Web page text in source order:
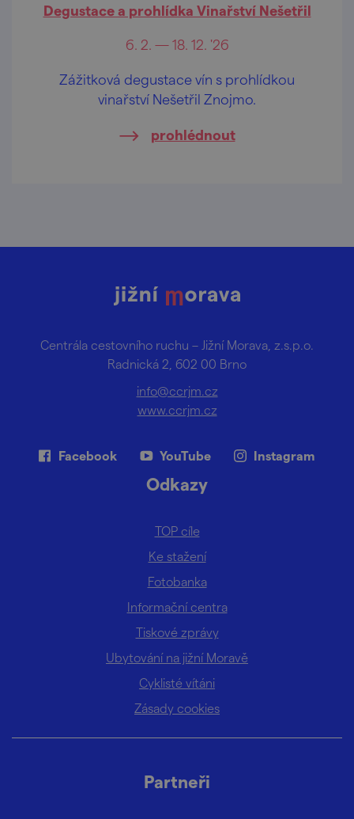
Degustace a prohlídka Vinařství Nešetřil
6. 2. — 18. 12. '26
Zážitková degustace vín s prohlídkou
vinařství Nešetřil Znojmo.
prohlédnout
Centrála cestovního ruchu – Jižní Morava, z.s.p.o.
Radnická 2, 602 00 Brno
info@ccrjm.cz
www.ccrjm.cz
Facebook YouTube Instagram
Odkazy
TOP cíle
Ke stažení
Fotobanka
Informační centra
Tiskové zprávy
Ubytování na jižní Moravě
Cyklisté vítáni
Zásady cookies
Partneři